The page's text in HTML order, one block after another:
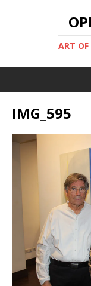
ART OF
IMG_595